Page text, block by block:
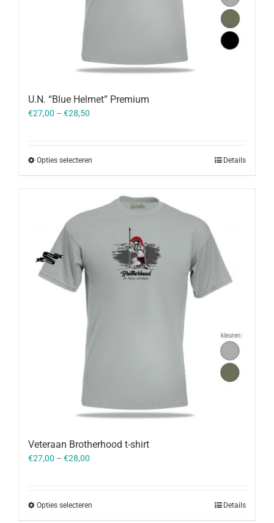
U.N. “Blue Helmet” Premium
€27,00 – €28,50
Opties selecteren Details
Veteraan Brotherhood t-shirt
€27,00 – €28,00
Opties selecteren Details